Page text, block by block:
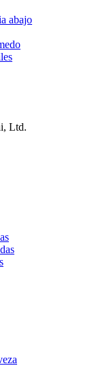
abajo
Ltd.